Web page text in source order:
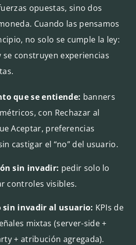
opuestas, sino dos
Cuando las pensamos
no solo se cumple la ley:
se construyen experiencias
que se entiende: banners
con Rechazar al
Aceptar, preferencias
castigar el “no” del usuario.
sin invadir: pedir solo lo
controles visibles.
sin invadir al usuario: KPIs de
mixtas (server-side +
+ atribución agregada).